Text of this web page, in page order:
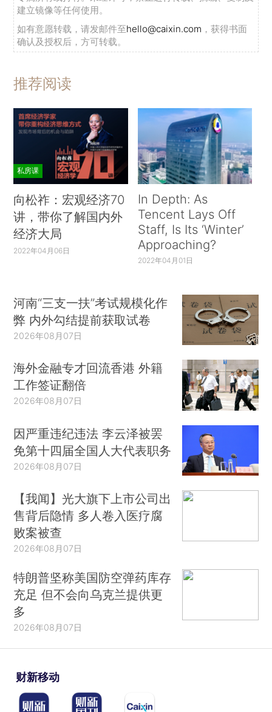
建立镜像等任何使用。
如有意愿转载，请发邮件至hello@caixin.com ，获得书面
确认及授权后，方可转载。
推荐阅读
私房课
向松祚：宏观经济70
讲，带你了解国内外
经济大局
2022年04月06日
In Depth: As
Tencent Lays Off
Staff, Is Its ‘Winter’
Approaching?
2022年04月01日
河南“三支一扶”考试规模化作
弊 内外勾结提前获取试卷
2026年08月07日
海外金融专才回流香港 外籍
工作签证翻倍
2026年08月07日
因严重违纪违法 李云泽被罢
免第十四届全国人大代表职务
2026年08月07日
【我闻】光大旗下上市公司出
售背后隐情 多人卷入医疗腐
败案被查
2026年08月07日
特朗普坚称美国防空弹药库存
充足 但不会向乌克兰提供更
多
2026年08月07日
财新移动